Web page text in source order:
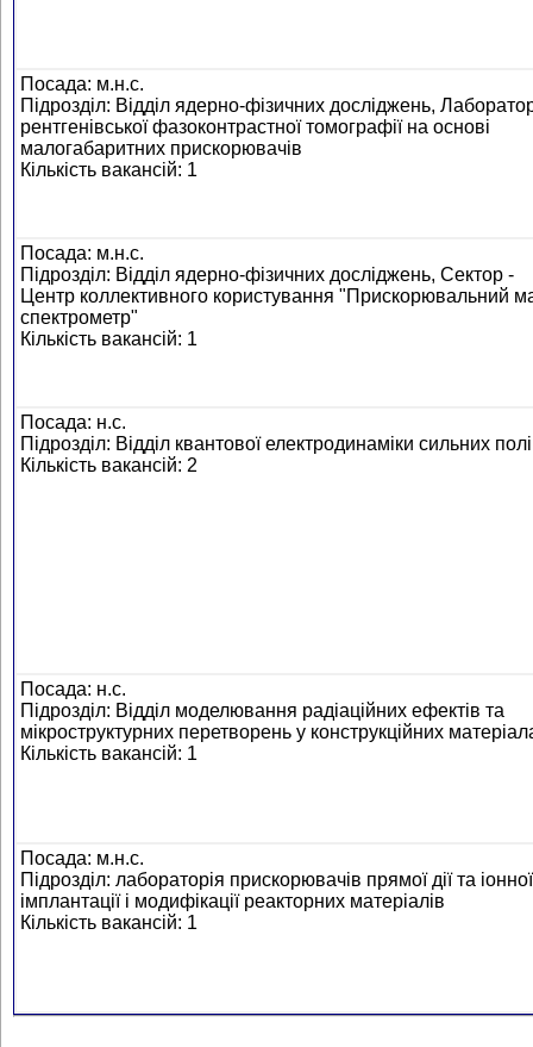
Посада: м.н.с.
Підрозділ: Відділ ядерно-фізичних досліджень,
рентгенівської фазоконтрастної томографії на основі
малогабаритних прискорювачів
Кількість вакансій: 1
Посада: м.н.с.
Підрозділ: Відділ ядерно-фізичних досліджень, Сектор -
Центр коллективного користування "Прискорювальний
спектрометр"
Кількість вакансій: 1
Посада: н.с.
Підрозділ: Відділ квантової електродинаміки сильних
Кількість вакансій: 2
Посада: н.с.
Підрозділ: Відділ моделювання радіаційних ефектів та
мікроструктурних перетворень у конструкційних
Кількість вакансій: 1
Посада: м.н.с.
Підрозділ: лабораторія прискорювачів прямої дії та іонної
імплантації і модифікації реакторних матеріалів
Кількість вакансій: 1